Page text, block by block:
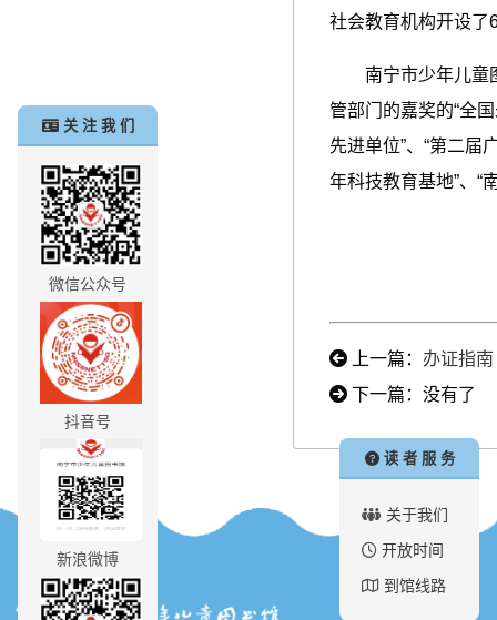
社会教育机构开设了
南宁市少年儿童图
管部门的嘉奖的“全
先进单位”、“第二届
年科技教育基地”、“
上一篇： 办证指南
下一篇：没有了
联系我们
读 者 服 务
关于我们
开放时间
到馆线路
关 注 我 们
微信公众号
抖音号
新浪微博